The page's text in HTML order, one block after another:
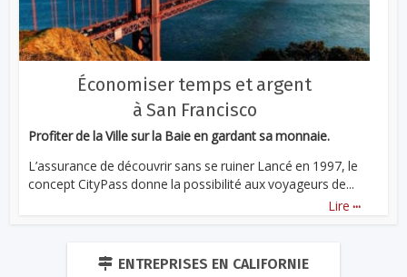
Économiser temps et argent
à San Francisco
Profiter de la Ville sur la Baie en gardant sa monnaie.
L’assurance de découvrir sans se ruiner Lancé en 1997, le
concept CityPass donne la possibilité aux voyageurs de...
Lire ...
ENTREPRISES EN CALIFORNIE